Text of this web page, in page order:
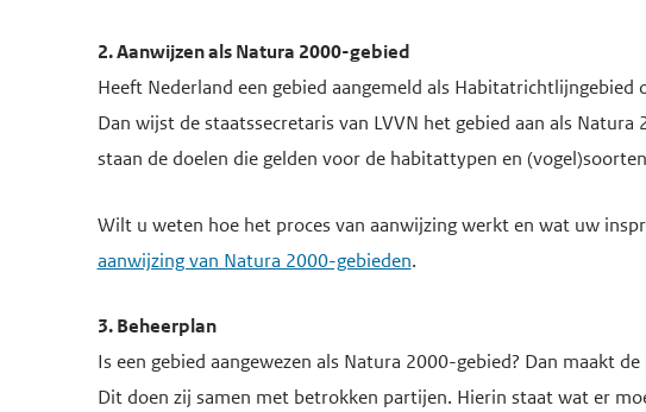
2. Aanwijzen als Natura 2000-gebied
Heeft Nederland een gebied aangemeld als
Dan wijst de staatssecretaris van LVVN het gebied aan als
staan de doelen die gelden voor de habitattypen en
Wilt u weten hoe het proces van aanwijzing werkt en wat uw
aanwijzing van Natura 2000-gebieden.
3. Beheerplan
Is een gebied aangewezen als Natura 2000-gebied? Dan maakt
Dit doen zij samen met betrokken partijen. Hierin staat wat er